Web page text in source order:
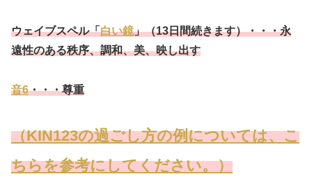
ウェイブスペル「白い鏡」（13日間続きます）・・・永
遠性のある秩序、調和、美、映し出す
音6・・・尊重
（KIN123の過ごし方の例については、こ
ちらを参考にしてください。）